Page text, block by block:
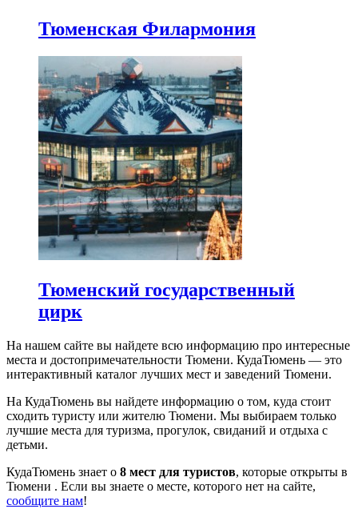
Тюменская Филармония
Тюменский государственный
цирк
На нашем сайте вы найдете всю информацию про интересные
места и достопримечательности Тюмени. КудаТюмень — это
интерактивный каталог лучших мест и заведений Тюмени.
На КудаТюмень вы найдете информацию о том, куда стоит
сходить туристу или жителю Тюмени. Мы выбираем только
лучшие места для туризма, прогулок, свиданий и отдыха с
детьми.
КудаТюмень знает о 8 мест для туристов, которые открыты в
Тюмени . Если вы знаете о месте, которого нет на сайте,
сообщите нам!